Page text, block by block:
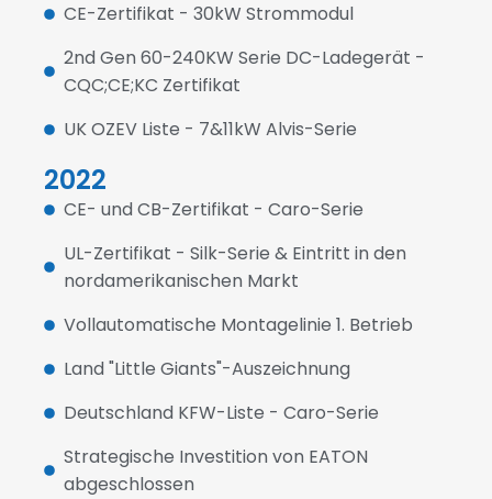
CE-Zertifikat - 30kW Strommodul
2nd Gen 60-240KW Serie DC-Ladegerät -
CQC;CE;KC Zertifikat
UK OZEV Liste - 7&11kW Alvis-Serie
2022
CE- und CB-Zertifikat - Caro-Serie
UL-Zertifikat - Silk-Serie & Eintritt in den
nordamerikanischen Markt
Vollautomatische Montagelinie 1. Betrieb
Land "Little Giants"-Auszeichnung
Deutschland KFW-Liste - Caro-Serie
Strategische Investition von EATON
abgeschlossen